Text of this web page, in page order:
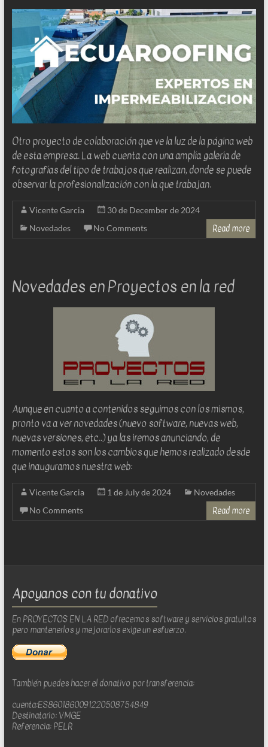
para
la
implantación,
diseño
y
desarrollo
de
web
sites
y
software
web
Otro proyecto de colaboración que ve la luz de la página web
de esta empresa. La web cuenta con una amplía galería de
fotografías del tipo de trabajos que realizan, donde se puede
observar la profesionalización con la que trabajan.
Vicente Garcia
30 de December de 2024
Novedades
No Comments Read more
Novedades en Proyectos en la red
Aunque en cuanto a contenidos seguimos con los mismos,
pronto va a ver novedades (nuevo software, nuevas web,
nuevas versiones, etc..) ya las iremos anunciando, de
momento estos son los cambios que hemos realizado desde
que inauguramos nuestra web:
Vicente Garcia 1 de July de 2024
Novedades
No Comments
Read more
Apoyanos con tu donativo
En PROYECTOS EN LA RED ofrecemos software y servicios gratuitos
pero mantenerlos y mejorarlos exige un esfuerzo.
También puedes hacer el donativo por transferencia:
cuenta:ES8601860091220508754849
Destinatario: VMGE
Referencia: PELR